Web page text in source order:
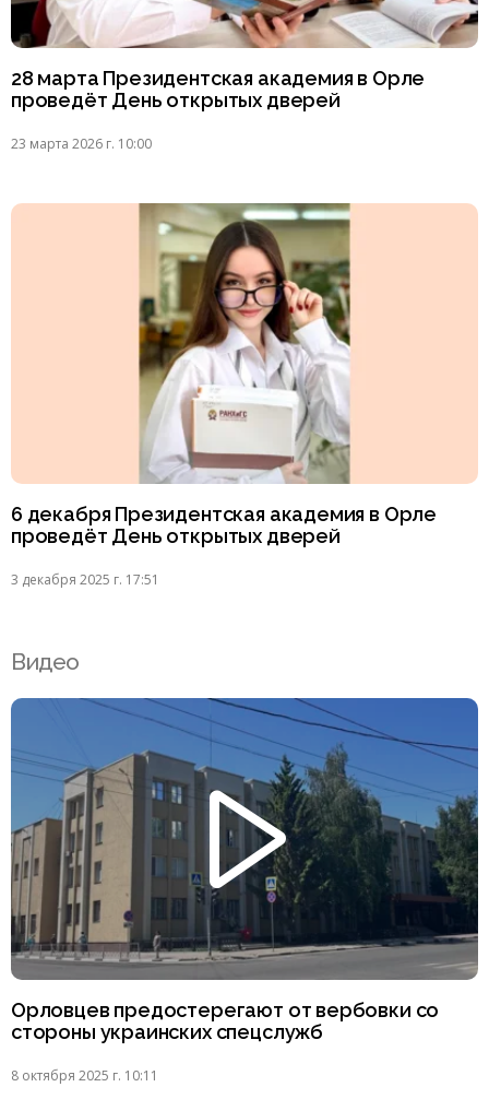
28 марта Президентская академия в Орле
проведёт День открытых дверей
23 марта 2026 г. 10:00
6 декабря Президентская академия в Орле
проведёт День открытых дверей
3 декабря 2025 г. 17:51
Видео
Орловцев предостерегают от вербовки со
стороны украинских спецслужб
8 октября 2025 г. 10:11